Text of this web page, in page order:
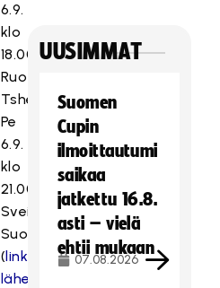
6.9.
klo
18.00
Ruotsi–
Tshekki
Pe
6.9.
klo
21.00
Sveitsi–
Suomi
(linkki
lähetykseen
UUSIMMAT
Suomen
Cupin
ilmoittautumi
saikaa
jatkettu 16.8.
asti – vielä
ehtii mukaan
07.08.2026